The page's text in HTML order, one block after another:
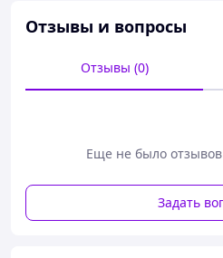
хорошо пропускает влагу, не
Размеры 104, 110 - 779 грн 🏷️
Размеры 116, 122 - 829 грн 🏷️
Отзывы и вопросы
Отзывы (0)
Еще не было
Задать